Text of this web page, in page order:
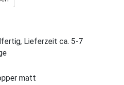
Lieferzeit ca. 5-7
matt